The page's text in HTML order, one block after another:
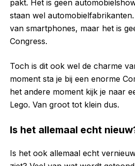
pakt. Het is geen
staan wel
van smartphones, maar het is
Congress.
Toch is dit ook wel de charme
moment sta je bij een enorme
het andere moment kijk je naar
Lego. Van groot tot klein dus.
Is het allemaal echt
Is het ook allemaal echt